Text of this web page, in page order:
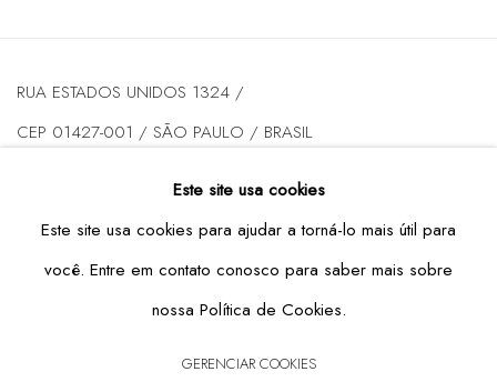
RUA ESTADOS UNIDOS 1324 /
CEP 01427-001 / SÃO PAULO / BRASIL
DE TERÇA A SEXTA DAS 10H ÀS 19H / SÁBADO DAS 10H
ÀS 17H
T: +55 11 3167-5621 /INFO@CASATRIANGULO.COM
Este site usa cookies
Este site usa cookies para ajudar a torná-lo mais útil para
você. Entre em contato conosco para saber mais sobre
nossa Política de Cookies.
GERENCIAR COOKIES